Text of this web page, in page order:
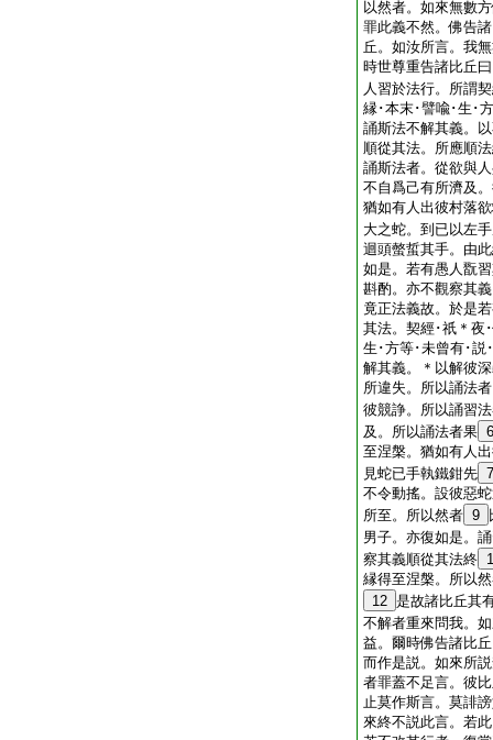
以然者。如來無數
罪此義不然。佛告
丘。如汝所言。我
時世尊重告諸比丘
人習於法行。所謂
縁･本末･譬喩･生･
誦斯法不解其義。
順從其法。所應順
誦斯法者。從欲與
不自爲己有所濟及
猶如有人出彼村落
大之蛇。到已以左
迴頭螫蜇其手。由
如是。若有愚人翫
斟酌。亦不觀察其
竟正法義故。於是
其法。契經･祇＊夜
生･方等･未曾有･説
解其義。＊以解彼
所違失。所以誦法
彼競諍。所以誦習
及。所以誦法者果 6
至涅槃。猶如有人
見蛇已手執鐵鉗先 7
不令動搖。設彼惡
所至。所以然者 9
男子。亦復如是。
察其義順從其法終
縁得至涅槃。所以
12 是故諸比丘其
不解者重來問我。
益。爾時佛告諸比
而作是説。如來所
者罪蓋不足言。彼
止莫作斯言。莫誹
來終不説此言。若